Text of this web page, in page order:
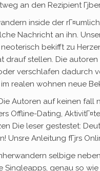
an den Rezipient
inside der
Nachricht an ihn.
bekifft zu
drauf stellen. Die
verschlafen dadurch
realen wohnen neue
Autoren auf keinen
Offline-Dating,
Die leser gestestet:
Unsre Anleitung fГјrs
selbige
Singleapps, genau so